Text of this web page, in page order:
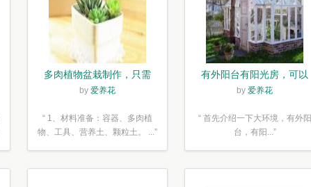
多肉植物盆栽制作，只需
简单6步
by 爱养花
“ 1、材料准备：容器、多肉植
物、工具、营养土、颗粒土。 ...”
有外阳台有阳光房，可以
露养！为了肉肉，任性又
by 爱养花
“ 首先介绍一下大环境，有外阳
台，有阳...”